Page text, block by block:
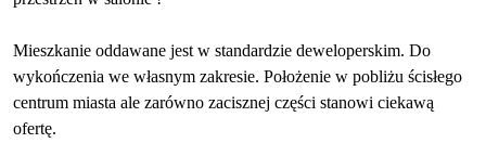
Mieszkanie oddawane jest w standardzie deweloperskim. Do
wykończenia we własnym zakresie. Położenie w pobliżu ścisłego
centrum miasta ale zarówno zacisznej części stanowi ciekawą
ofertę.